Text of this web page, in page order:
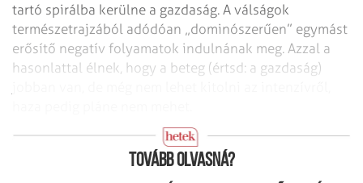
tartó spirálba kerülne a gazdaság. A válságok
természetrajzából adódóan „dominószerűen” egymást
erősítő negatív folyamatok indulnának meg. Azzal a
hasonlattal élnek, hogy a beteg (értsd: a gazdaság)
A galambok legyőzték a héjákat
Tovább olvasná?